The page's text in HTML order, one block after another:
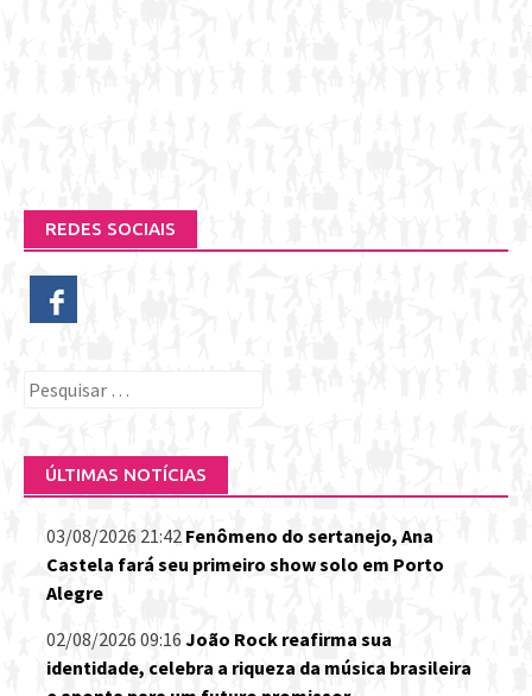
REDES SOCIAIS
Pesquisar
ÚLTIMAS NOTÍCIAS
03/08/2026 21:42 Fenômeno do sertanejo, Ana
Castela fará seu primeiro show solo em Porto
Alegre
02/08/2026 09:16 João Rock reafirma sua
identidade, celebra a riqueza da música brasileira